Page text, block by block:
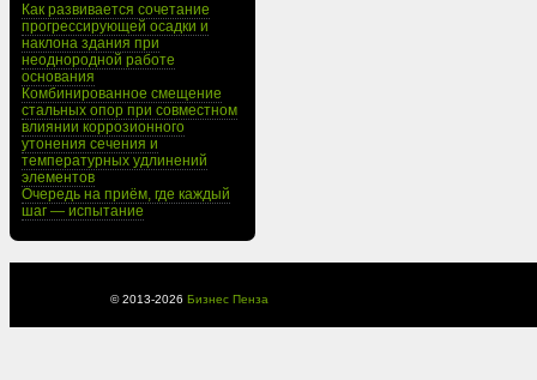
Как развивается сочетание
прогрессирующей осадки и
наклона здания при
неоднородной работе
основания
Комбинированное смещение
стальных опор при совместном
влиянии коррозионного
утонения сечения и
температурных удлинений
элементов
Очередь на приём, где каждый
шаг — испытание
© 2013-2026 Бизнес Пенза